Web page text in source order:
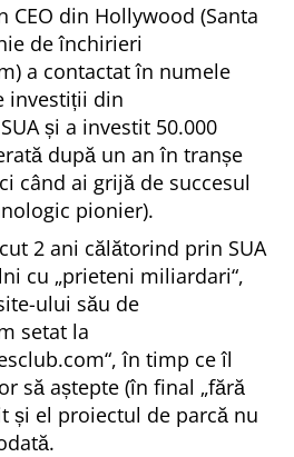
CEO din Hollywood (Santa
de închirieri
a contactat în numele
investiții din
și a investit 50.000
după un an în tranșe
când ai grijă de succesul
pionier).
2 ani călătorind prin SUA
cu prieteni miliardari ,
ului său de
setat la
, în timp ce îl
să aștepte (în final fără
și el proiectul de parcă nu